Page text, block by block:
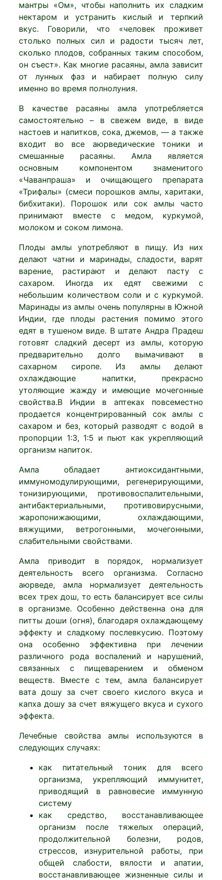
мантры «Ом», чтобы наполнить их сладким
нектаром и устранить кислый и терпкий
вкус. Говорили, что «человек проживет
столько полных сил и радости тысяч лет,
сколько плодов, собранных таким способом,
он съест». Как многие расаяны, амла зависит
от лунных фаз и набирает полную силу
именно во время полнолуния.
В качестве расаяны амла употребляется
самостоятельно – в свежем виде, в виде
настоев и напитков, сока, джемов, — а также
входит во все аюрведические тоники и
смешанные расаяны. Амла является
основным компонентом знаменитого
«Чаванпраша» и очищающего препарата
«Трифалы» (смеси порошков амлы, харитаки,
бибхитаки). Порошок или сок амлы часто
принимают вместе с медом, куркумой,
молоком и соком лимона.
Плоды амлы употребляют в пищу. Из них
делают чатни и маринады, сладости, варят
варение, растирают и делают пасту с
сахаром. Иногда их едят свежими с
небольшим количеством соли и с куркумой.
Маринады из амлы очень популярны в Южной
Индии, где плоды растения помимо этого
едят в тушеном виде. В штате Андра Прадеш
готовят сладкий десерт из амлы, которую
предварительно долго вымачивают в
сахарном сиропе. Из амлы делают
охлаждающие напитки, прекрасно
утоляющие жажду и имеющие мочегонные
свойства.В Индии в аптеках повсеместно
продается концентрированный сок амлы с
сахаром и без, который разводят с водой в
пропорции 1:3, 1:5 и пьют как укрепляющий
организм напиток.
Амла обладает антиоксидантными,
иммуномодулирующими, регенерирующими,
тонизирующими, противовоспалительными,
антибактериальными, противовирусными,
жаропонижающими, охлаждающими,
вяжущими, ветрогонными, мочегонными,
слабительными свойствами.
Амла приводит в порядок, нормализует
деятельность всего организма. Согласно
аюрведе, амла нормализует деятельность
всех трех дош, то есть балансирует все силы
в организме. Особенно действенна она для
питты доши (огня), благодаря охлаждающему
эффекту и сладкому послевкусию. Поэтому
она особенно эффективна при лечении
различного рода воспалений и нарушений,
связанных с пищеварением и обменом
веществ. Вместе с тем, амла балансирует
вата дошу за счет своего кислого вкуса и
капха дошу за счет вяжущего вкуса и сухого
эффекта.
Лечебные свойства амлы используются в
следующих случаях:
как питательный тоник для всего
организма, укрепляющий иммунитет,
приводящий в равновесие иммунную
систему
как средство, восстанавливающее
организм после тяжелых операций,
продолжительной болезни, родов,
стрессов, изнурительной работы, при
общей слабости, вялости и апатии,
восстанавливающее жизненные силы и